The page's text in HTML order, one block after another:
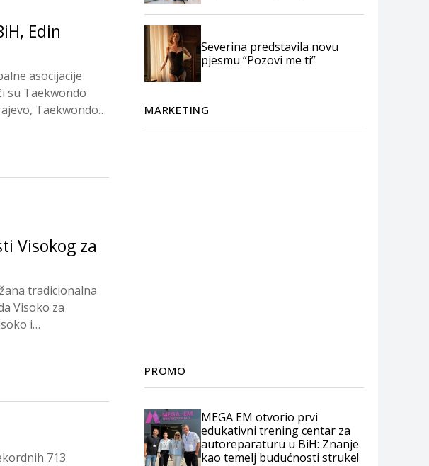
Edin
asocijacije
su Taekwondo
Taekwondo
Visokog za
tradicionalna
Visoko za
i
713
Severina predstavila novu
pjesmu “Pozovi me ti”
MARKETING
PROMO
MEGA EM otvorio prvi
edukativni trening centar za
autoreparaturu u BiH: Znanje
kao temelj budućnosti struke!